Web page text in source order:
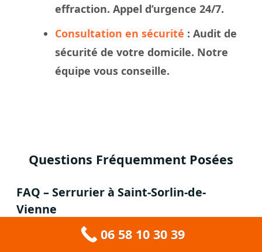
effraction. Appel d’urgence 24/7.
Consultation en sécurité : Audit de
sécurité de votre domicile. Notre
équipe vous conseille.
Questions Fréquemment Posées
FAQ – Serrurier à Saint-Sorlin-de-
Vienne
Q : Quel est le prix d’un serrurier à Saint-
06 58 10 30 39